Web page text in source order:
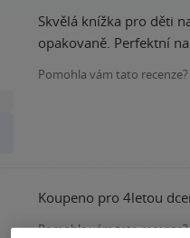
Skvělá knížka pro děti
opakovaně. Perfektní
Pomohla vám tato recenze?
Koupeno pro 4letou
Pomohla vám tato recenze?